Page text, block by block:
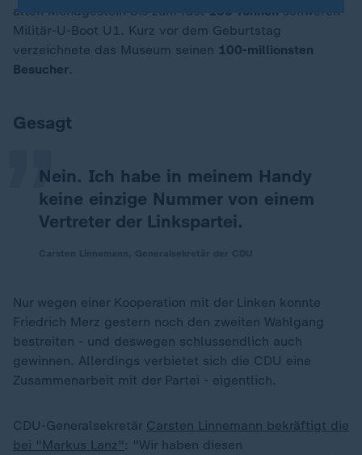
alten Mondgestein bis zum fast 100 Tonnen schweren
Militär-U-Boot U1. Kurz vor dem Geburtstag
verzeichnete das Museum seinen 100-millionsten
Besucher.
Gesagt
Nein. Ich habe in meinem Handy
keine einzige Nummer von einem
Vertreter der Linkspartei.
„
Nur wegen einer Kooperation mit der Linken konnte
Friedrich Merz gestern noch den zweiten Wahlgang
bestreiten - und deswegen schlussendlich auch
gewinnen. Allerdings verbietet sich die CDU eine
Zusammenarbeit mit der Partei - eigentlich.
CDU-Generalsekretär Carsten Linnemann bekräftigt die
bei "Markus Lanz" : "Wir haben diesen